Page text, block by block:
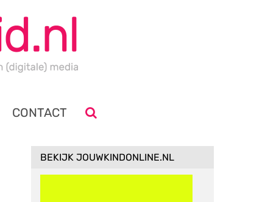
CONTACT
BEKIJK JOUWKINDONLINE.NL